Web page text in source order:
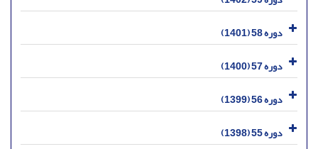
دوره 58 (1401)
دوره 57 (1400)
دوره 56 (1399)
دوره 55 (1398)